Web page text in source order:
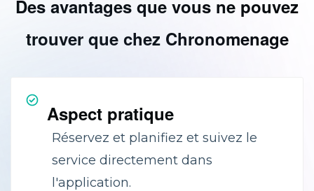
Des avantages que vous ne pouvez
trouver que chez Chronomenage
Aspect pratique
Réservez et planifiez et suivez le
service directement dans
l'application.